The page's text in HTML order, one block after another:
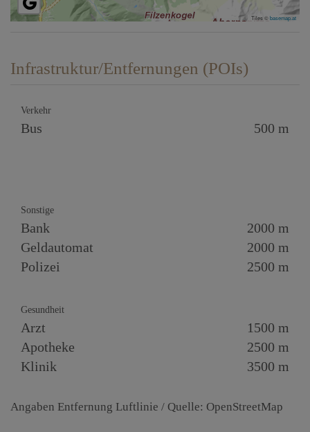
Tiles ©basemap.at
Infrastruktur/Entfernungen (POIs)
Verkehr
Bus 500 m
Sonstige
Bank
2000 m
Geldautomat
2000 m
Polizei
2500 m
Gesundheit
Arzt
1500 m
Apotheke
2500 m
Klinik
3500 m
Angaben Entfernung Luftlinie / Quelle: OpenStreetMap